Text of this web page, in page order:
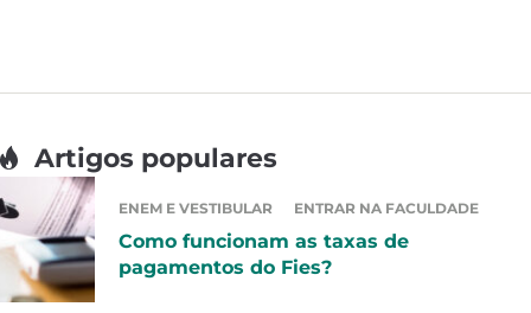
Artigos populares
ENEM E VESTIBULAR ENTRAR NA FACULDADE
Como funcionam as taxas de
pagamentos do Fies?